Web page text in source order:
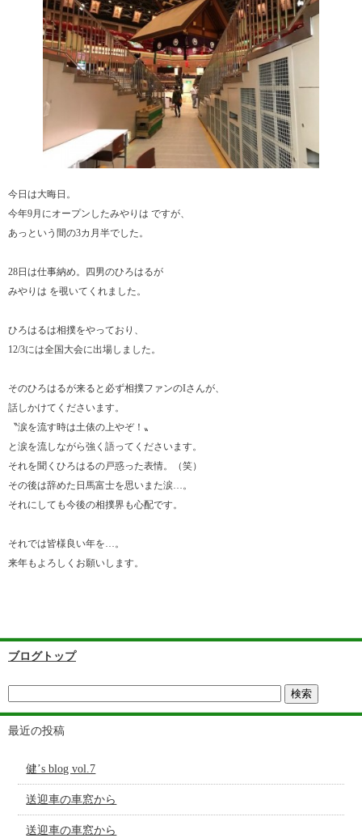
今日は大晦日。
今年9月にオープンしたみやりは ですが、
あっという間の3カ月半でした。
28日は仕事納め。四男のひろはるが
みやりは を覗いてくれました。
ひろはるは相撲をやっており、
12/3には全国大会に出場しました。
そのひろはるが来ると必ず相撲ファンのIさんが、
話しかけてくださいます。
〝涙を流す時は土俵の上やぞ！〟
と涙を流しながら強く語ってくださいます。
それを聞くひろはるの戸惑った表情。（笑）
その後は辞めた日馬富士を思いまた涙…。
それにしても今後の相撲界も心配です。
それでは皆様良い年を…。
来年もよろしくお願いします。
ブログトップ
最近の投稿
健’s blog vol.7
送迎車の車窓から
送迎車の車窓から